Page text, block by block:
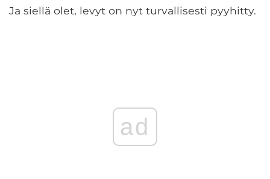
Ja siellä olet, levyt on nyt turvallisesti pyyhitty.
ad